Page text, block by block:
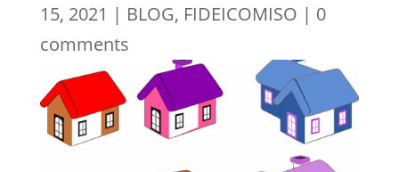
15, 2021 | BLOG, FIDEICOMISO | 0
comments